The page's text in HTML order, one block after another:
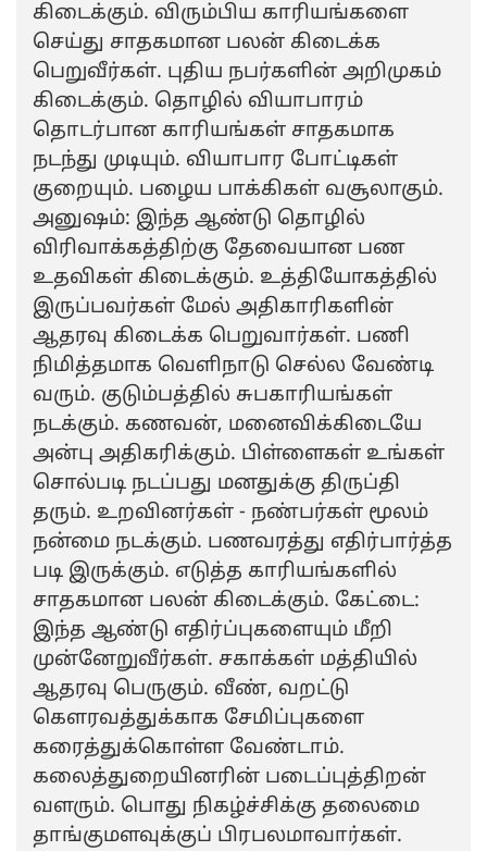
கிடைக்கும். விரும்பிய காரியங்களை
செய்து சாதகமான பலன் கிடைக்க
பெறுவீர்கள். புதிய நபர்களின் அறிமுகம்
கிடைக்கும். தொழில் வியாபாரம்
தொடர்பான காரியங்கள் சாதகமாக
நடந்து முடியும். வியாபார போட்டிகள்
குறையும். பழைய பாக்கிகள் வசூலாகும்.
அனுஷம்: இந்த ஆண்டு தொழில்
விரிவாக்கத்திற்கு தேவையான பண
உதவிகள் கிடைக்கும். உத்தியோகத்தில்
இருப்பவர்கள் மேல் அதிகாரிகளின்
ஆதரவு கிடைக்க பெறுவார்கள். பணி
நிமித்தமாக வெளிநாடு செல்ல வேண்டி
வரும். குடும்பத்தில் சுபகாரியங்கள்
நடக்கும். கணவன், மனைவிக்கிடையே
அன்பு அதிகரிக்கும். பிள்ளைகள் உங்கள்
சொல்படி நடப்பது மனதுக்கு திருப்தி
தரும். உறவினர்கள் - நண்பர்கள் மூலம்
நன்மை நடக்கும். பணவரத்து எதிர்பார்த்த
படி இருக்கும். எடுத்த காரியங்களில்
சாதகமான பலன் கிடைக்கும். கேட்டை:
இந்த ஆண்டு எதிர்ப்புகளையும் மீறி
முன்னேறுவீர்கள். சகாக்கள் மத்தியில்
ஆதரவு பெருகும். வீண், வறட்டு
கௌரவத்துக்காக சேமிப்புகளை
கரைத்துக்கொள்ள வேண்டாம்.
கலைத்துறையினரின் படைப்புத்திறன்
வளரும். பொது நிகழ்ச்சிக்கு தலைமை
தாங்குமளவுக்குப் பிரபலமாவார்கள்.